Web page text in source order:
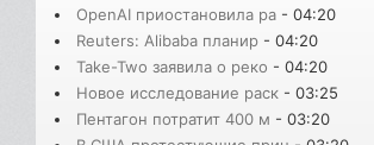
OpenAI приостановила ра - 04:20
Reuters: Alibaba планир - 04:20
Take-Two заявила о реко - 04:20
Новое исследование раск - 03:25
Пентагон потратит 400 м - 03:20